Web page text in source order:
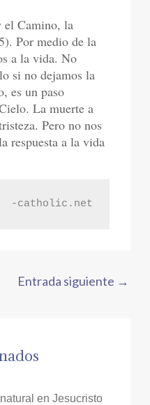
el Camino, la
Por medio de la
a la vida. No
si no dejamos la
es un paso
La muerte a
Pero no nos
respuesta a la vida
-catholic.net
Entrada siguiente →
en Jesucristo